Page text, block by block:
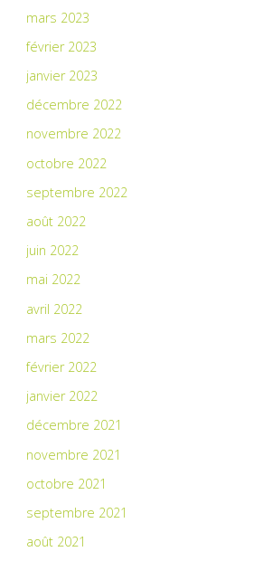
mars 2023
février 2023
janvier 2023
décembre 2022
novembre 2022
octobre 2022
septembre 2022
août 2022
juin 2022
mai 2022
avril 2022
mars 2022
février 2022
janvier 2022
décembre 2021
novembre 2021
octobre 2021
septembre 2021
août 2021